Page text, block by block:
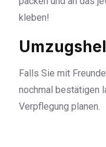
kleben!
Falls Sie mit
nochmal bestätigen
Verpflegung planen.